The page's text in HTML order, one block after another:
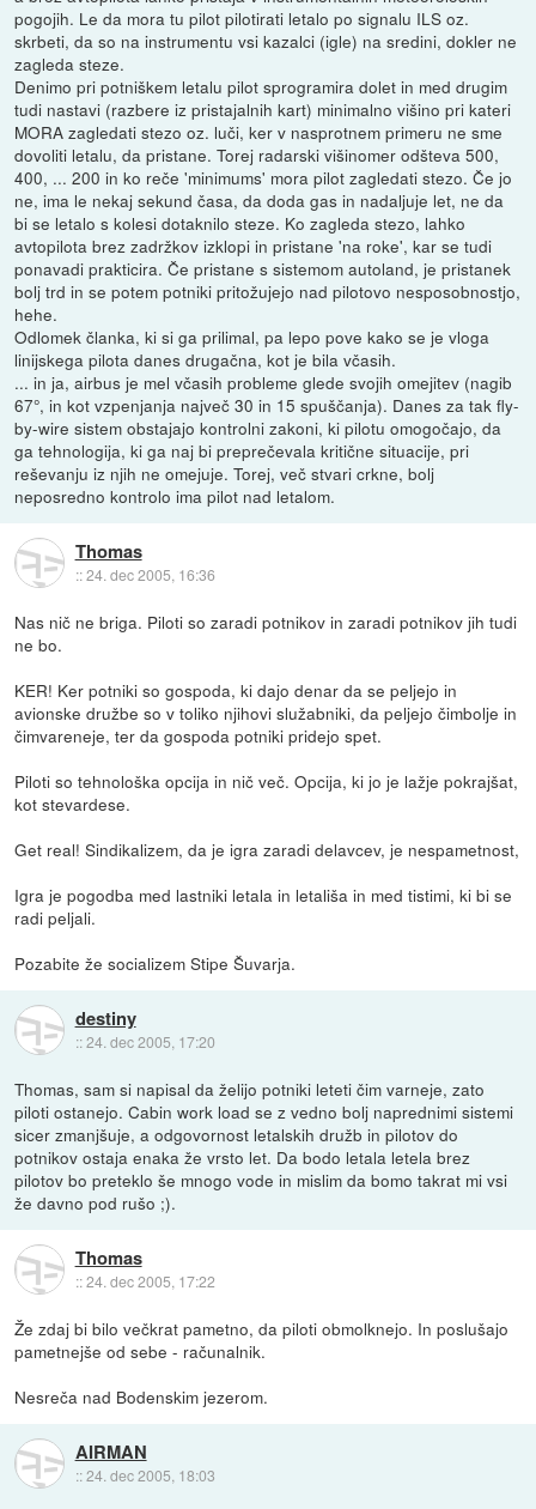
pogojih. Le da mora tu pilot pilotirati letalo po signalu ILS oz.
skrbeti, da so na instrumentu vsi kazalci (igle) na sredini, dokler ne
zagleda steze.
Denimo pri potniškem letalu pilot sprogramira dolet in med drugim
tudi nastavi (razbere iz pristajalnih kart) minimalno višino pri kateri
MORA zagledati stezo oz. luči, ker v nasprotnem primeru ne sme
dovoliti letalu, da pristane. Torej radarski višinomer odšteva 500,
400, ... 200 in ko reče 'minimums' mora pilot zagledati stezo. Če jo
ne, ima le nekaj sekund časa, da doda gas in nadaljuje let, ne da
bi se letalo s kolesi dotaknilo steze. Ko zagleda stezo, lahko
avtopilota brez zadržkov izklopi in pristane 'na roke', kar se tudi
ponavadi prakticira. Če pristane s sistemom autoland, je pristanek
bolj trd in se potem potniki pritožujejo nad pilotovo nesposobnostjo,
hehe.
Odlomek članka, ki si ga prilimal, pa lepo pove kako se je vloga
linijskega pilota danes drugačna, kot je bila včasih.
... in ja, airbus je mel včasih probleme glede svojih omejitev (nagib
67°, in kot vzpenjanja največ 30 in 15 spuščanja). Danes za tak fly-
by-wire sistem obstajajo kontrolni zakoni, ki pilotu omogočajo, da
ga tehnologija, ki ga naj bi preprečevala kritične situacije, pri
reševanju iz njih ne omejuje. Torej, več stvari crkne, bolj
neposredno kontrolo ima pilot nad letalom.
Thomas
::24. dec 2005, 16:36
Nas nič ne briga. Piloti so zaradi potnikov in zaradi potnikov jih tudi
ne bo.
KER! Ker potniki so gospoda, ki dajo denar da se peljejo in
avionske družbe so v toliko njihovi služabniki, da peljejo čimbolje in
čimvareneje, ter da gospoda potniki pridejo spet.
Piloti so tehnološka opcija in nič več. Opcija, ki jo je lažje pokrajšat,
kot stevardese.
Get real! Sindikalizem, da je igra zaradi delavcev, je nespametnost,
Igra je pogodba med lastniki letala in letališa in med tistimi, ki bi se
radi peljali.
Pozabite že socializem Stipe Šuvarja.
destiny
::24. dec 2005, 17:20
Thomas, sam si napisal da želijo potniki leteti čim varneje, zato
piloti ostanejo. Cabin work load se z vedno bolj naprednimi sistemi
sicer zmanjšuje, a odgovornost letalskih družb in pilotov do
potnikov ostaja enaka že vrsto let. Da bodo letala letela brez
pilotov bo preteklo še mnogo vode in mislim da bomo takrat mi vsi
že davno pod rušo ;).
Thomas
::24. dec 2005, 17:22
Že zdaj bi bilo večkrat pametno, da piloti obmolknejo. In poslušajo
pametnejše od sebe - računalnik.
Nesreča nad Bodenskim jezerom.
AIRMAN
::24. dec 2005, 18:03